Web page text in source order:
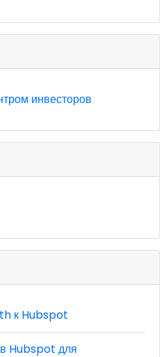
инвесторов
к Hubspot
Hubspot для